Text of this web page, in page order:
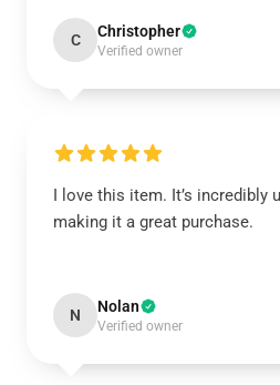
C Christopher
Verified owner
I love this item. It’s incredibly
making it a great purchase.
N Nolan
Verified owner